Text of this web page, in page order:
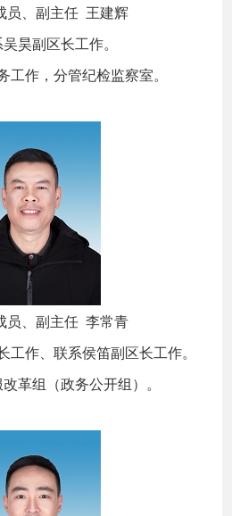
、副主任 王建辉
副区长工作。
作，分管纪检监察室。
、副主任 李常青
作、联系侯笛副区长工作。
组（政务公开组）。